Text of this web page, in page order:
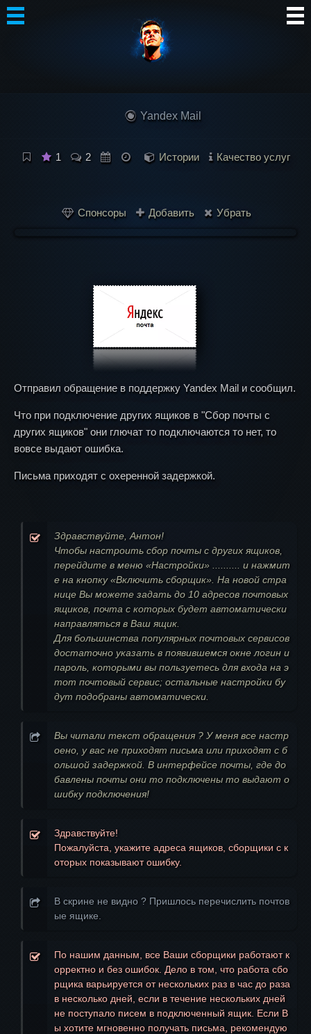
Блог
Yandex Mail
1 2 Истории Качество услуг
Спонсоры Добавить Убрать
Отправил обращение в поддержку Yandex Mail и сообщил.
Что при подключение других ящиков в "Сбор почты с
других ящиков" они глючат то подключаются то нет, то
вовсе выдают ошибка.
Письма приходят с охеренной задержкой.
Здравствуйте, Антон!
Чтобы настроить сбор почты с других ящиков,
перейдите в меню «Настройки» .......... и нажмит
е на кнопку «Включить сборщик». На новой стра
нице Вы можете задать до 10 адресов почтовых
ящиков, почта с которых будет автоматически
направляться в Ваш ящик.
Для большинства популярных почтовых сервисов
достаточно указать в появившемся окне логин и
пароль, которыми вы пользуетесь для входа на э
тот почтовый сервис; остальные настройки бу
дут подобраны автоматически.
Вы читали текст обращения ? У меня все настр
оено, у вас не приходят письма или приходят с б
ольшой задержкой. В интерфейсе почты, где до
бавлены почты они то подключены то выдают о
шибку подключения!
Здравствуйте!
Пожалуйста, укажите адреса ящиков, сборщики с к
оторых показывают ошибку.
В скрине не видно ? Пришлось перечислить почтов
ые ящике.
По нашим данным, все Ваши сборщики работают к
орректно и без ошибок. Дело в том, что работа сбо
рщика варьируется от нескольких раз в час до раза
в несколько дней, если в течение нескольких дней
не поступало писем в подключенный ящик. Если В
ы хотите мгновенно получать письма, рекомендую